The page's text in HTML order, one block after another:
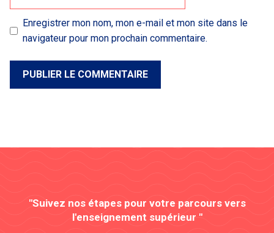
Enregistrer mon nom, mon e-mail et mon site dans le
navigateur pour mon prochain commentaire.
"Suivez nos étapes pour votre parcours vers
l'enseignement supérieur "